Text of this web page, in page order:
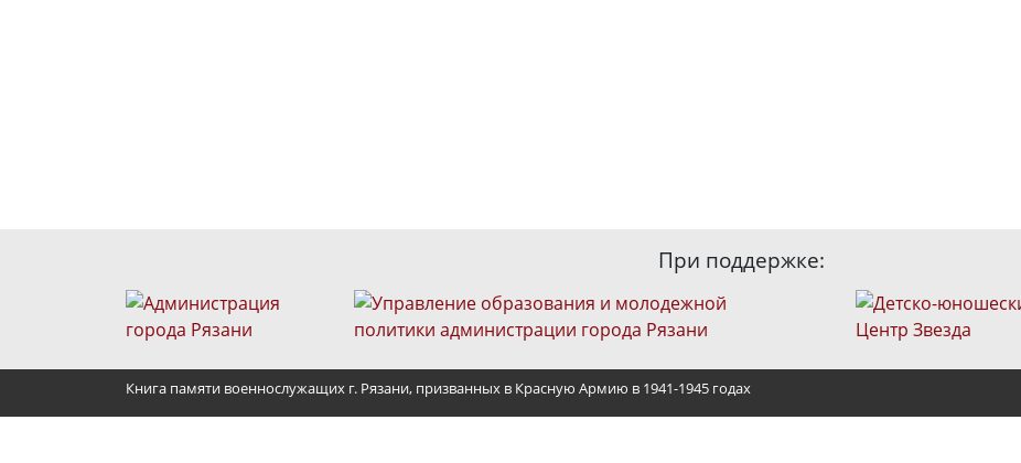
При поддержке:
Книга памяти военнослужащих г. Рязани, призванных в Красную Армию в 1941-1945 годах